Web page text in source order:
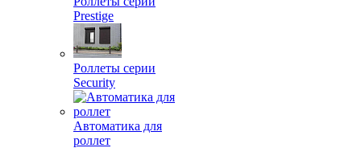
Prestige
Роллеты серии
Security
Автоматика для
роллет